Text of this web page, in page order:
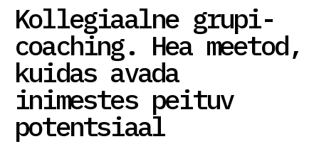
Kollegiaalne grupi-
coaching. Hea meetod,
kuidas avada
inimestes peituv
potentsiaal